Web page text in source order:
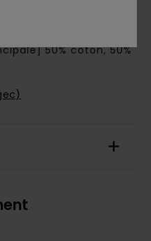
50% coton, 50%